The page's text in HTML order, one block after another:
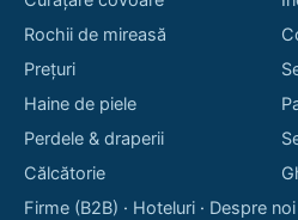
Rochii de mireasă
Prețuri
Haine de piele
Perdele & draperii
Călcătorie
Firme (B2B) · Hoteluri · Despre noi